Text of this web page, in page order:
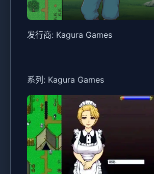
发行商: Kagura Games
系列: Kagura Games